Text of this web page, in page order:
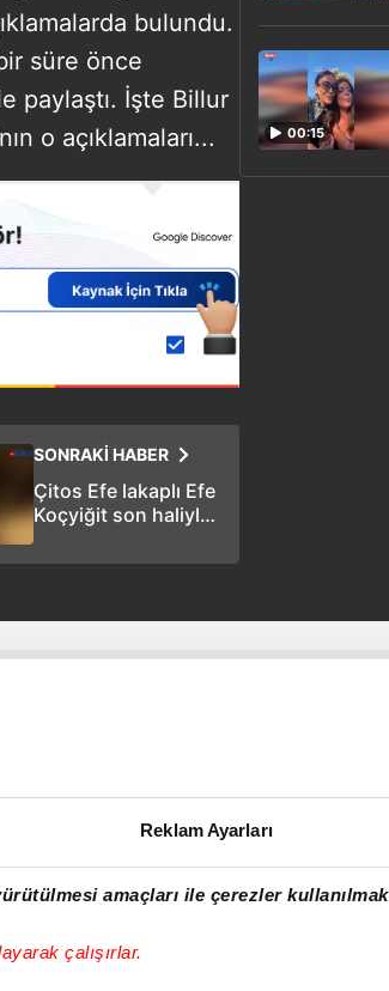
Reklam Ayarları
amaçları ile çerezler
çalışırlar.
bulundu.
süre önce
paylaştı. İşte Billur
o açıklamaları...
SONRAKİ HABER
Çitos Efe lakaplı Efe
Koçyiğit son haliyle
00:15